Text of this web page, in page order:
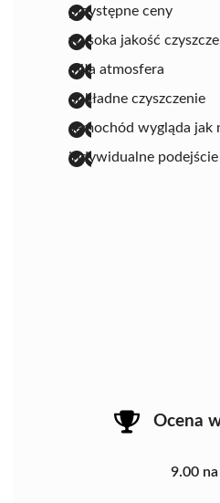
przystępne ceny
wysoka jakość
miła atmosfera
dokładne czyszczenie
samochód wygląda jak
indywidualne podejście
Ocena
9.00